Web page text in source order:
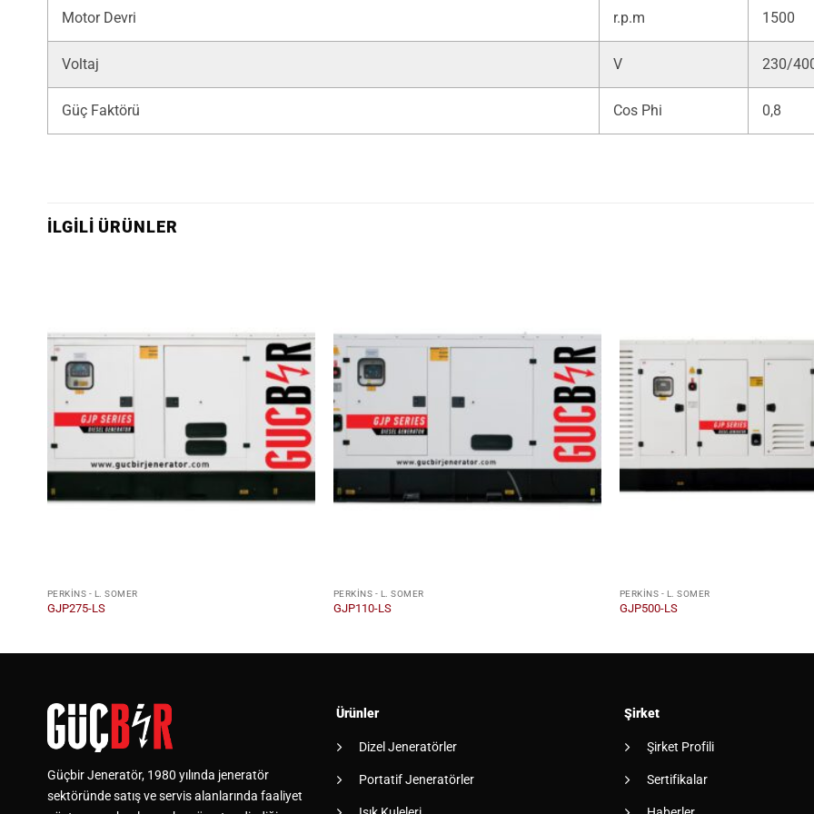
Motor Devri r.p.m 1500
Voltaj V 230/
Güç Faktörü Cos Phi 0,8
İLGILI ÜRÜNLER
PERKINS - L. SOMER
GJP275-LS
PERKINS - L. SOMER
GJP110-LS
PERKINS - L. SOMER
GJP500-LS
Güçbir Jeneratör, 1980 yılında jeneratör
sektöründe satış ve servis alanlarında faaliyet
Ürünler
Dizel Jeneratörler
Portatif Jeneratörler
Şirket
Şirket Profili
Sertifikalar